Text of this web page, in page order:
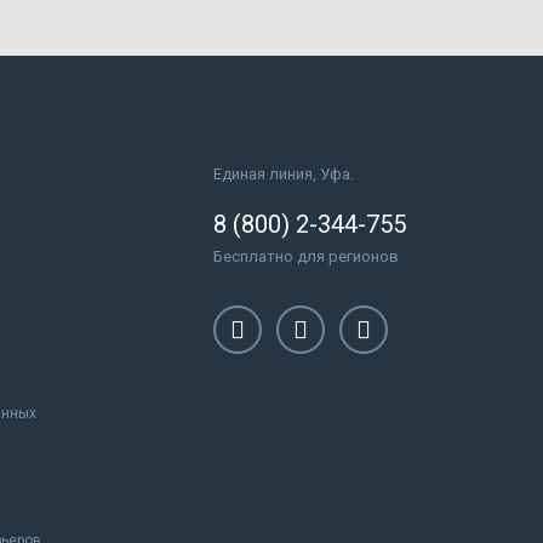
Единая линия, Уфа.
8 (800) 2-344-755
Бесплатно для регионов